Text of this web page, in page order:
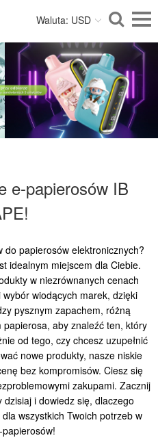
Waluta: USD
e-papierosów IB
do papierosów elektronicznych?
idealnym miejscem dla Ciebie.
w niezrównanych cenach
wiodących marek, dzięki
pysznym zapachem, różną
aby znaleźć ten, który
od tego, czy chcesz uzupełnić
nowe produkty, nasze niskie
bez kompromisów. Ciesz się
zakupami. Zacznij
i dowiedz się, dlaczego
wszystkich Twoich potrzeb w